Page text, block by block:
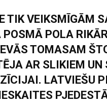
TIK VEIKSMĪGĀM
POLA
TOMASAM
AR SLIKIEM UN
LATVIEŠU